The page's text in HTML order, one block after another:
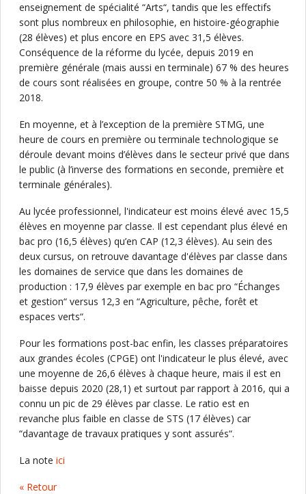
enseignement de spécialité “Arts“, tandis que les effectifs
sont plus nombreux en philosophie, en histoire-géographie
(28 élèves) et plus encore en EPS avec 31,5 élèves.
Conséquence de la réforme du lycée, depuis 2019 en
première générale (mais aussi en terminale) 67 % des heures
de cours sont réalisées en groupe, contre 50 % à la rentrée
2018.
En moyenne, et à l’exception de la première STMG, une
heure de cours en première ou terminale technologique se
déroule devant moins d’élèves dans le secteur privé que dans
le public (à l’inverse des formations en seconde, première et
terminale générales).
Au lycée professionnel, l'indicateur est moins élevé avec 15,5
élèves en moyenne par classe. Il est cependant plus élevé en
bac pro (16,5 élèves) qu’en CAP (12,3 élèves). Au sein des
deux cursus, on retrouve davantage d'élèves par classe dans
les domaines de service que dans les domaines de
production : 17,9 élèves par exemple en bac pro “Échanges
et gestion“ versus 12,3 en “Agriculture, pêche, forêt et
espaces verts“.
Pour les formations post-bac enfin, les classes préparatoires
aux grandes écoles (CPGE) ont l'indicateur le plus élevé, avec
une moyenne de 26,6 élèves à chaque heure, mais il est en
baisse depuis 2020 (28,1) et surtout par rapport à 2016, qui a
connu un pic de 29 élèves par classe. Le ratio est en
revanche plus faible en classe de STS (17 élèves) car
“davantage de travaux pratiques y sont assurés“.
La note ici
« Retour